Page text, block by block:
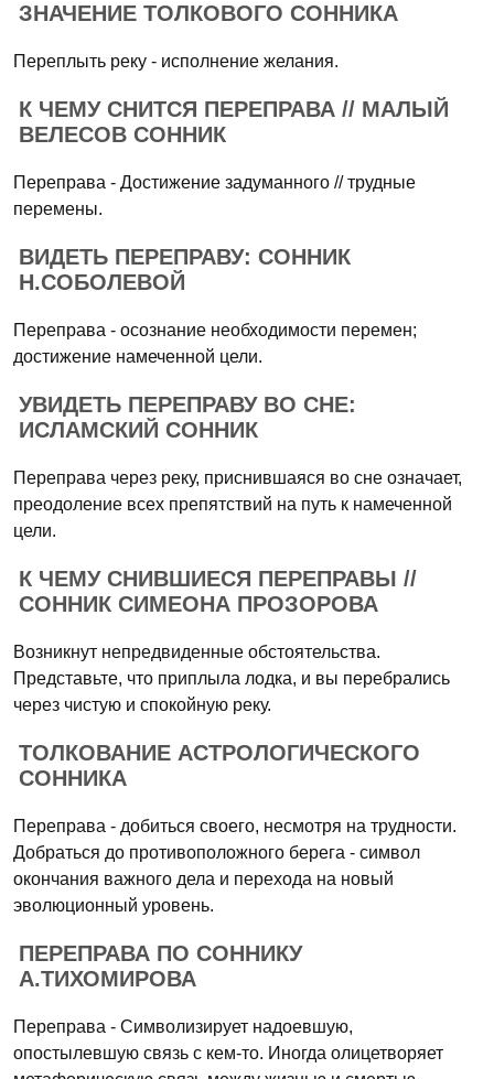
ЗНАЧЕНИЕ ТОЛКОВОГО СОННИКА
Переплыть реку - исполнение желания.
К ЧЕМУ СНИТСЯ ПЕРЕПРАВА // МАЛЫЙ
ВЕЛЕСОВ СОННИК
Переправа - Достижение задуманного // трудные
перемены.
ВИДЕТЬ ПЕРЕПРАВУ: СОННИК
Н.СОБОЛЕВОЙ
Переправа - осознание необходимости перемен;
достижение намеченной цели.
УВИДЕТЬ ПЕРЕПРАВУ ВО СНЕ:
ИСЛАМСКИЙ СОННИК
Переправа через реку, приснившаяся во сне означает,
преодоление всех препятствий на путь к намеченной
цели.
К ЧЕМУ СНИВШИЕСЯ ПЕРЕПРАВЫ //
СОННИК СИМЕОНА ПРОЗОРОВА
Возникнут непредвиденные обстоятельства.
Представьте, что приплыла лодка, и вы перебрались
через чистую и спокойную реку.
ТОЛКОВАНИЕ АСТРОЛОГИЧЕСКОГО
СОННИКА
Переправа - добиться своего, несмотря на трудности.
Добраться до противоположного берега - символ
окончания важного дела и перехода на новый
эволюционный уровень.
ПЕРЕПРАВА ПО СОННИКУ
А.ТИХОМИРОВА
Переправа - Символизирует надоевшую,
опостылевшую связь с кем-то. Иногда олицетворяет